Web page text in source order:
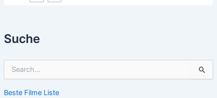
Suche
h
Beste Filme Liste